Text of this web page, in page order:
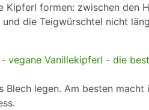
Kipferl formen: zwischen den
die Teigwürschtel nicht
legen. Am besten